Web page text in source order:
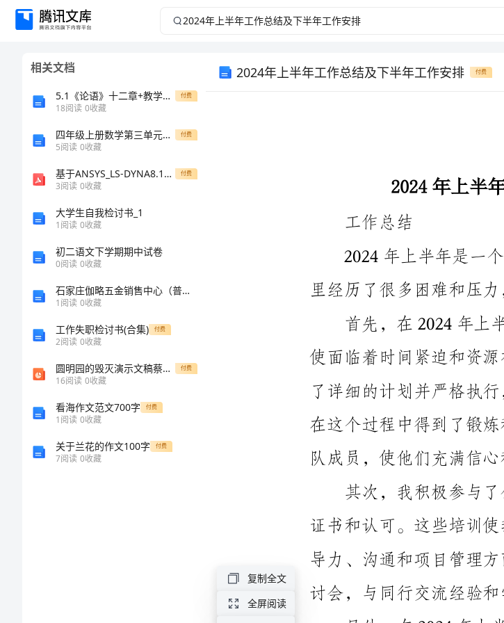
2024
相关文档
5.1《论语》十二章+教学设计+2022-2023学年统编版高中语文选择性必修上册 付费
18阅读 0收藏
四年级上册数学第三单元知识点 付费
5阅读 0收藏
基于ANSYS_LS-DYNA8.1进行显式动力分析.pdf 付费
3阅读 0收藏
大学生自我检讨书_1
1阅读 0收藏
初二语文下学期期中试卷
0阅读 0收藏
石家庄伽略五金销售中心（普通合伙）介绍企业发展分析报告
1阅读 0收藏
工作失职检讨书(合集) 付费
2阅读 0收藏
圆明园的毁灭演示文稿蔡琳学习教案 付费
16阅读 0收藏
看海作文范文700字 付费
1阅读 0收藏
关于兰花的作文100字 付费
7阅读 0收藏
2024年上半年工作总结及下半年工作安排 付费
司的社会责任和作用。
复制全文
全屏阅读